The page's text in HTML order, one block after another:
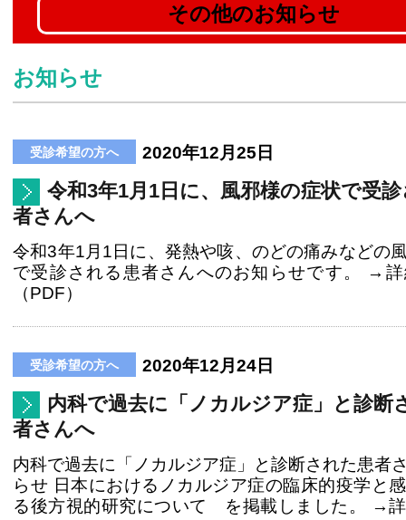
その他のお知らせ
お知らせ
2020年12月25日
令和3年1月1日に、風邪様の症状で受
者さんへ
令和3年1月1日に、発熱や咳、のどの痛みなどの
で受診される患者さんへのお知らせです。 →
（PDF）
2020年12月24日
内科で過去に「ノカルジア症」と診断
者さんへ
内科で過去に「ノカルジア症」と診断された患者
らせ 日本におけるノカルジア症の臨床的疫学と
る後方視的研究について を掲載しました。 →